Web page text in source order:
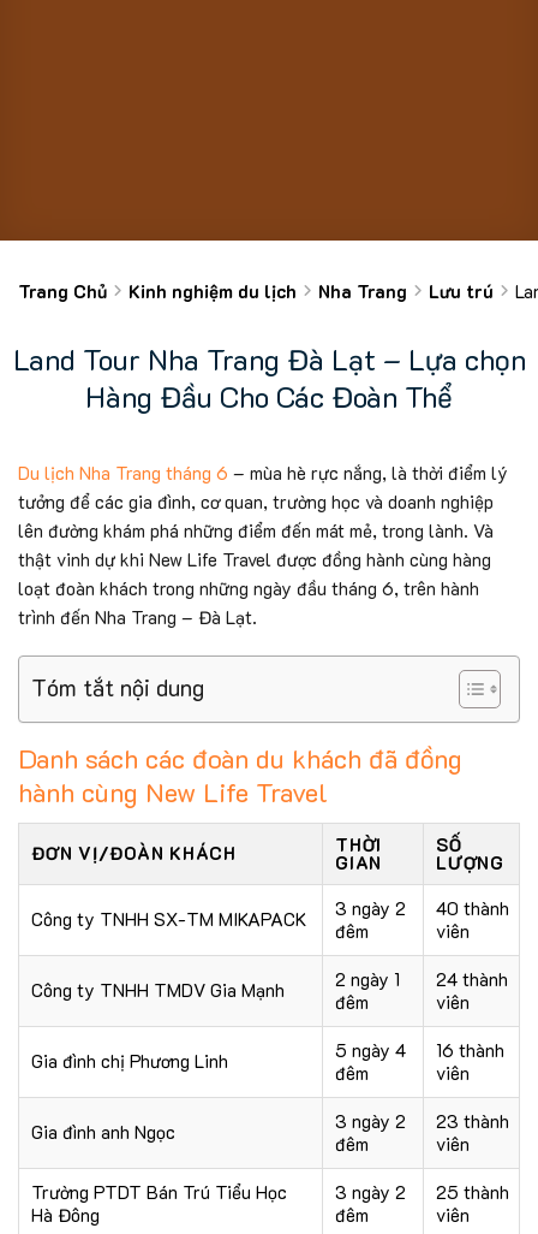
Trang Chủ Kinh nghiệm du lịch Nha Trang Lưu trú
Land Tour Nha Trang Đà Lạt – Lựa chọn
Hàng Đầu Cho Các Đoàn Thể
Du lịch Nha Trang tháng 6 – mùa hè rực nắng, là thời điểm lý
tưởng để các gia đình, cơ quan, trường học và doanh nghiệp
lên đường khám phá những điểm đến mát mẻ, trong lành. Và
thật vinh dự khi New Life Travel được đồng hành cùng hàng
loạt đoàn khách trong những ngày đầu tháng 6, trên hành
trình đến Nha Trang – Đà Lạt.
Tóm tắt nội dung
Danh sách các đoàn du khách đã đồng
hành cùng New Life Travel
ĐƠN VỊ/ĐOÀN KHÁCH THỜI
GIAN
SỐ
LƯỢNG
Công ty TNHH SX-TM MIKAPACK
3 ngày 2
đêm
40 thành
viên
Công ty TNHH TMDV Gia Mạnh
2 ngày 1
đêm
24 thành
viên
Gia đình chị Phương Linh
5 ngày 4
đêm
16 thành
viên
Gia đình anh Ngọc
3 ngày 2
đêm
23 thành
viên
Trường PTDT Bán Trú Tiểu Học
Hà Đông
3 ngày 2
đêm
25 thành
viên